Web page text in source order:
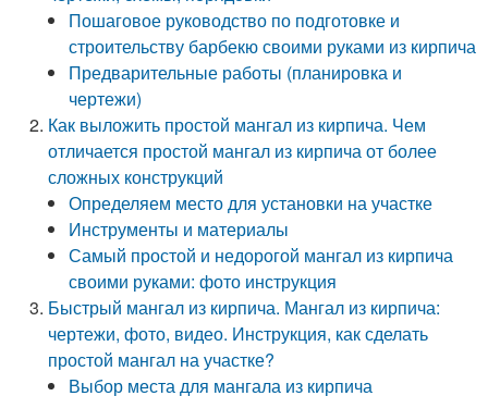
Пошаговое руководство по подготовке и
строительству барбекю своими руками из кирпича
Предварительные работы (планировка и
чертежи)
Как выложить простой мангал из кирпича. Чем
отличается простой мангал из кирпича от более
сложных конструкций
Определяем место для установки на участке
Инструменты и материалы
Самый простой и недорогой мангал из кирпича
своими руками: фото инструкция
Быстрый мангал из кирпича. Мангал из кирпича:
чертежи, фото, видео. Инструкция, как сделать
простой мангал на участке?
Выбор места для мангала из кирпича